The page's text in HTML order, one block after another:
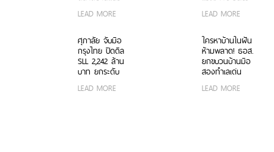
สูงสุด 50%
พิเศษดอกเบี้ย
0% นานสูงสุด 2
ปี
LEAD MORE กว่า 600 ล้าน
Real Demand
ภูเก็ตยังแข็งแกร่ง
LEAD MORE
ศุภาลัย จับมือ
กรุงไทย ปิดดีล
SLL 2,242 ล้าน
บาท ยกระดับ
Living มุ่งสร้าง
LEAD MORE
ใครหาบ้านในฝัน
ห้ามพลาด! ธอส.
ยกขบวนบ้านมือ
สองทำเลเด่น
พิเศษ ในงาน
LEAD MORE